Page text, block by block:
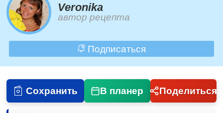
Veronika
автор рецепта
Подписаться
Сохранить В планер Поделиться